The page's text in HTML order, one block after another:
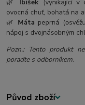
🌿 Ibišek (vynikající v
ovocná chuť, bohatá na
🌿 Máta peprná
nápoj s dvojnásobným
Pozn.: Tento produkt
poraďte s odborníkem.
Původ zboží